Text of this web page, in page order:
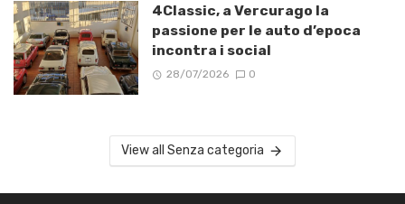
4Classic, a Vercurago la
passione per le auto d’epoca
incontra i social
28/07/2026 0
View all Senza categoria